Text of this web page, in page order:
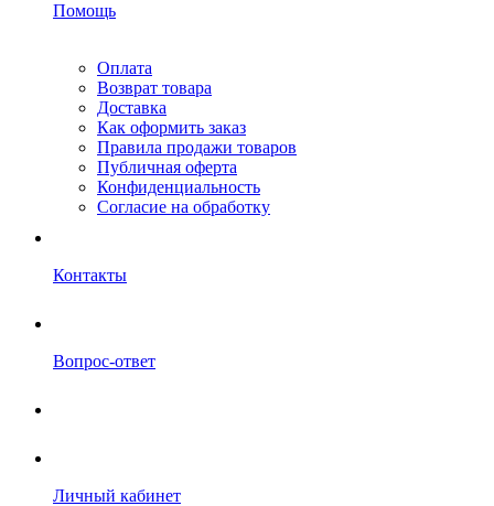
Помощь
Оплата
Возврат товара
Доставка
Как оформить заказ
Правила продажи товаров
Публичная оферта
Конфиденциальность
Согласие на обработку
Контакты
Вопрос-ответ
Личный кабинет